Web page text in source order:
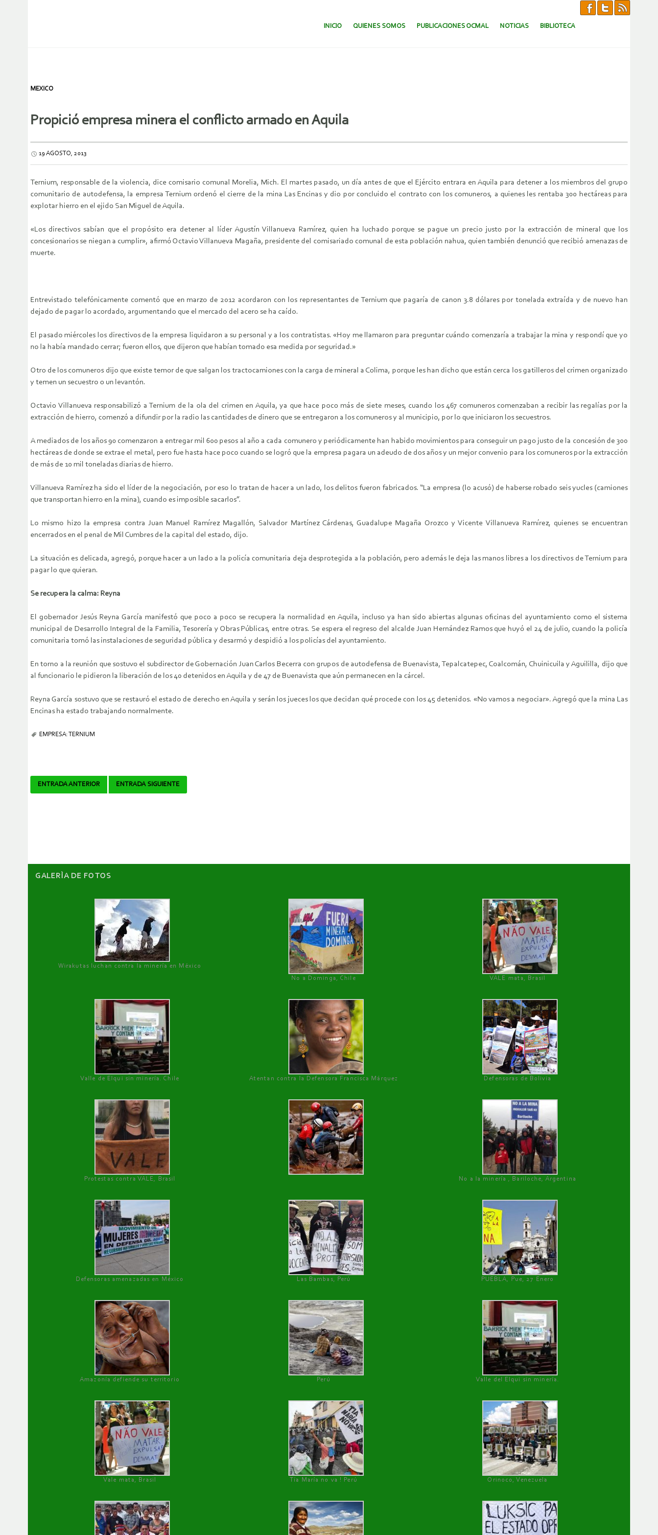
SALTAR AL CONTENIDO.
INICIO QUIENES SOMOS PUBLICACIONES OCMAL NOTICIAS BIBLIOTECA
MEXICO
Propició empresa minera el conflicto armado en Aquila
19 AGOSTO, 2013
Ternium, responsable de la violencia, dice comisario comunal Morelia, Mich. El martes pasado, un día antes de que el Ejército entrara en Aquila para detener a los miembros del grupo
comunitario de autodefensa, la empresa Ternium ordenó el cierre de la mina Las Encinas y dio por concluido el contrato con los comuneros, a quienes les rentaba 300 hectáreas para
explotar hierro en el ejido San Miguel de Aquila.
«Los directivos sabían que el propósito era detener al líder Agustín Villanueva Ramírez, quien ha luchado porque se pague un precio justo por la extracción de mineral que los
concesionarios se niegan a cumplir», afirmó Octavio Villanueva Magaña, presidente del comisariado comunal de esta población nahua, quien también denunció que recibió amenazas de
muerte.
Entrevistado telefónicamente comentó que en marzo de 2012 acordaron con los representantes de Ternium que pagaría de canon 3.8 dólares por tonelada extraída y de nuevo han
dejado de pagar lo acordado, argumentando que el mercado del acero se ha caído.
El pasado miércoles los directivos de la empresa liquidaron a su personal y a los contratistas. «Hoy me llamaron para preguntar cuándo comenzaría a trabajar la mina y respondí que yo
no la había mandado cerrar; fueron ellos, que dijeron que habían tomado esa medida por seguridad.»
Otro de los comuneros dijo que existe temor de que salgan los tractocamiones con la carga de mineral a Colima, porque les han dicho que están cerca los gatilleros del crimen organizado
y temen un secuestro o un levantón.
Octavio Villanueva responsabilizó a Ternium de la ola del crimen en Aquila, ya que hace poco más de siete meses, cuando los 467 comuneros comenzaban a recibir las regalías por la
extracción de hierro, comenzó a difundir por la radio las cantidades de dinero que se entregaron a los comuneros y al municipio, por lo que iniciaron los secuestros.
A mediados de los años 90 comenzaron a entregar mil 600 pesos al año a cada comunero y periódicamente han habido movimientos para conseguir un pago justo de la concesión de 300
hectáreas de donde se extrae el metal, pero fue hasta hace poco cuando se logró que la empresa pagara un adeudo de dos años y un mejor convenio para los comuneros por la extracción
de más de 10 mil toneladas diarias de hierro.
Villanueva Ramírez ha sido el líder de la negociación, por eso lo tratan de hacer a un lado, los delitos fueron fabricados. “La empresa (lo acusó) de haberse robado seis yucles (camiones
que transportan hierro en la mina), cuando es imposible sacarlos”.
Lo mismo hizo la empresa contra Juan Manuel Ramírez Magallón, Salvador Martínez Cárdenas, Guadalupe Magaña Orozco y Vicente Villanueva Ramírez, quienes se encuentran
encerrados en el penal de Mil Cumbres de la capital del estado, dijo.
La situación es delicada, agregó, porque hacer a un lado a la policía comunitaria deja desprotegida a la población, pero además le deja las manos libres a los directivos de Ternium para
pagar lo que quieran.
Se recupera la calma: Reyna
El gobernador Jesús Reyna García manifestó que poco a poco se recupera la normalidad en Aquila, incluso ya han sido abiertas algunas oficinas del ayuntamiento como el sistema
municipal de Desarrollo Integral de la Familia, Tesorería y Obras Públicas, entre otras. Se espera el regreso del alcalde Juan Hernández Ramos que huyó el 24 de julio, cuando la policía
comunitaria tomó las instalaciones de seguridad pública y desarmó y despidió a los policías del ayuntamiento.
En torno a la reunión que sostuvo el subdirector de Gobernación Juan Carlos Becerra con grupos de autodefensa de Buenavista, Tepalcatepec, Coalcomán, Chuinicuila y Aguililla, dijo que
al funcionario le pidieron la liberación de los 40 detenidos en Aquila y de 47 de Buenavista que aún permanecen en la cárcel.
Reyna García sostuvo que se restauró el estado de derecho en Aquila y serán los jueces los que decidan qué procede con los 45 detenidos. «No vamos a negociar». Agregó que la mina Las
Encinas ha estado trabajando normalmente.
EMPRESA: TERNIUM
Navegador
ENTRADA ANTERIOR ENTRADA SIGUIENTE
GALERÌA DE FOTOS
Wirakutas luchan contra la minería en México
No a Dominga, Chile
VALE mata, Brasil
Valle de Elqui sin minería. Chile Atentan contra la Defensora Francisca Márquez Defensoras de Bolivia
Protestas contra VALE, Brasil No a la minería , Bariloche, Argentina
Defensoras amenazadas en México Las Bambas, Perú PUEBLA, Pue, 27 Enero
Amazonía defiende su territorio Perú Valle del Elqui sin minería.
Vale mata, Brasil Tía María no va ! Perú Orinoco, Venezuela